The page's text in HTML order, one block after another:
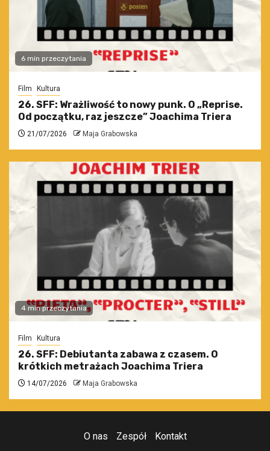
6 min przeczytania
Film Kultura
26. SFF: Wrażliwość to nowy punk. O „Reprise.
Od początku, raz jeszcze” Joachima Triera
21/07/2026 Maja Grabowska
4 min przeczytania
Film Kultura
26. SFF: Debiutanta zabawa z czasem. O
krótkich metrażach Joachima Triera
14/07/2026 Maja Grabowska
O nas Zespół Kontakt